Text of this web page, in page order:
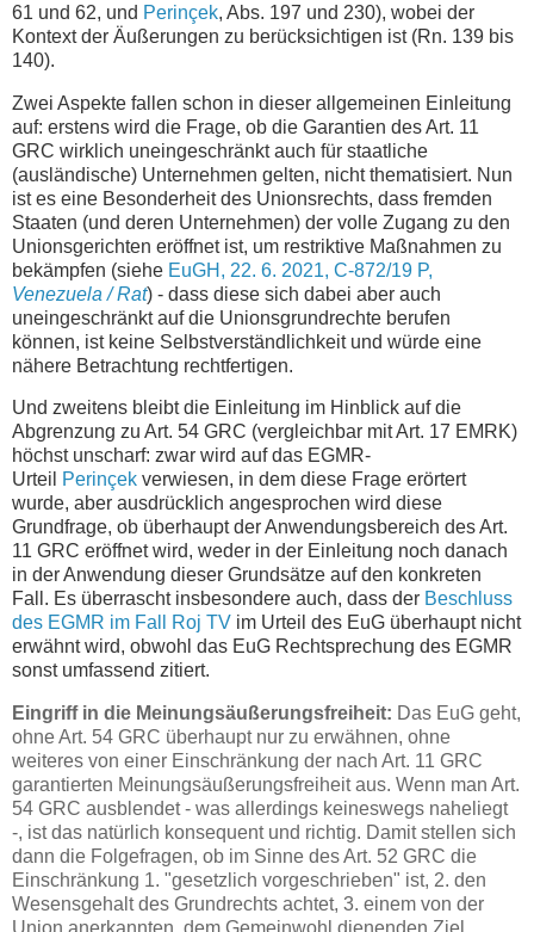
61 und 62, und Perinçek, Abs. 197 und 230), wobei der
Kontext der Äußerungen zu berücksichtigen ist (Rn. 139 bis
140).
Zwei Aspekte fallen schon in dieser allgemeinen Einleitung
auf: erstens wird die Frage, ob die Garantien des Art. 11
GRC wirklich uneingeschränkt auch für staatliche
(ausländische) Unternehmen gelten, nicht thematisiert. Nun
ist es eine Besonderheit des Unionsrechts, dass fremden
Staaten (und deren Unternehmen) der volle Zugang zu den
Unionsgerichten eröffnet ist, um restriktive Maßnahmen zu
bekämpfen (siehe EuGH, 22. 6. 2021, C-872/19 P,
Venezuela / Rat) - dass diese sich dabei aber auch
uneingeschränkt auf die Unionsgrundrechte berufen
können, ist keine Selbstverständlichkeit und würde eine
nähere Betrachtung rechtfertigen.
Und zweitens bleibt die Einleitung im Hinblick auf die
Abgrenzung zu Art. 54 GRC (vergleichbar mit Art. 17 EMRK)
höchst unscharf: zwar wird auf das EGMR-
Urteil
Perinçek verwiesen, in dem diese Frage erörtert
wurde, aber ausdrücklich angesprochen wird diese
Grundfrage, ob überhaupt der Anwendungsbereich des Art.
11 GRC eröffnet wird, weder in der Einleitung noch danach
in der Anwendung dieser Grundsätze auf den konkreten
Fall. Es überrascht insbesondere auch, dass der Beschluss
des EGMR im Fall Roj TV im Urteil des EuG überhaupt nicht
erwähnt wird, obwohl das EuG Rechtsprechung des EGMR
sonst umfassend zitiert.
Eingriff in die Meinungsäußerungsfreiheit: Das EuG geht,
ohne Art. 54 GRC überhaupt nur zu erwähnen, ohne
weiteres von einer Einschränkung der nach Art. 11 GRC
garantierten Meinungsäußerungsfreiheit aus. Wenn man Art.
54 GRC ausblendet - was allerdings keineswegs naheliegt
-, ist das natürlich konsequent und richtig. Damit stellen sich
dann die Folgefragen, ob im Sinne des Art. 52 GRC die
Einschränkung 1. "gesetzlich vorgeschrieben" ist, 2. den
Wesensgehalt des Grundrechts achtet, 3. einem von der